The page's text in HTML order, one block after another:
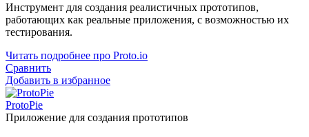
Инструмент для создания реалистичных прототипов,
работающих как реальные приложения, с возможностью их
тестирования.
Читать подробнее про Proto.io
Сравнить
Добавить в избранное
ProtoPie
Приложение для создания прототипов